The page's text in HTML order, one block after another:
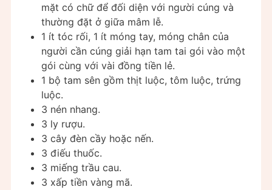
mặt có chữ để đối diện với người cúng và
thường đặt ở giữa mâm lễ.
1 ít tóc rối, 1 ít móng tay, móng chân của
người cần cúng giải hạn tam tai gói vào một
gói cùng với vài đồng tiền lẻ.
1 bộ tam sên gồm thịt luộc, tôm luộc, trứng
luộc.
3 nén nhang.
3 ly rượu.
3 cây đèn cầy hoặc nến.
3 điếu thuốc.
3 miếng trầu cau.
3 xấp tiền vàng mã.